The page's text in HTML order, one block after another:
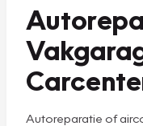
Autoreparatie of